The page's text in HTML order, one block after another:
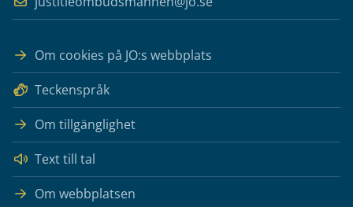
Om cookies på JO:s webbplats
Teckenspråk
Om tillgänglighet
Text till tal
Om webbplatsen